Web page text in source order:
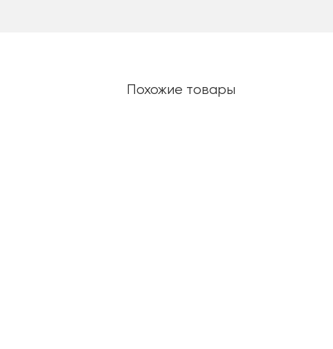
Похожие товары